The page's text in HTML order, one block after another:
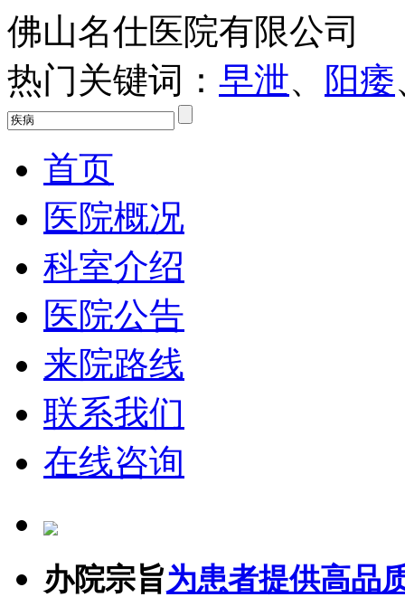
佛山名仕医院有限公司
热门关键词： 早泄、 阳痿
首页
医院概况
科室介绍
医院公告
来院路线
联系我们
在线咨询
办院宗旨为患者提供高品